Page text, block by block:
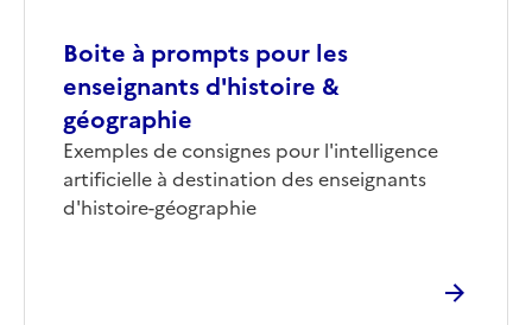
Boite à prompts pour les
enseignants d'histoire &
géographie
Corps
Exemples de consignes pour l'intelligence
artificielle à destination des enseignants
d'histoire-géographie